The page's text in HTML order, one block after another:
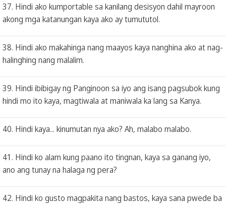
37. Hindi ako kumportable sa kanilang desisyon dahil mayroon
akong mga katanungan kaya ako ay tumututol.
38. Hindi ako makahinga nang maayos kaya nanghina ako at nag-
halinghing nang malalim.
39. Hindi ibibigay ng Panginoon sa iyo ang isang pagsubok kung
hindi mo ito kaya, magtiwala at maniwala ka lang sa Kanya.
40. Hindi kaya... kinumutan nya ako? Ah, malabo malabo.
41. Hindi ko alam kung paano ito tingnan, kaya sa ganang iyo,
ano ang tunay na halaga ng pera?
42. Hindi ko gusto magpakita nang bastos, kaya sana pwede ba